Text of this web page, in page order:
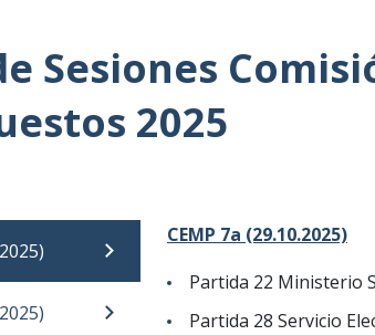
Sesiones
2025
CEMP 7a (29.10.2025)
Partida 22 Ministerio
Partida 28 Servicio